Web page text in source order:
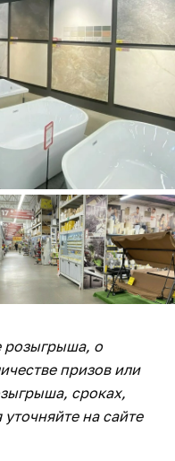
розыгрыша, о
призов или
сроках,
на сайте